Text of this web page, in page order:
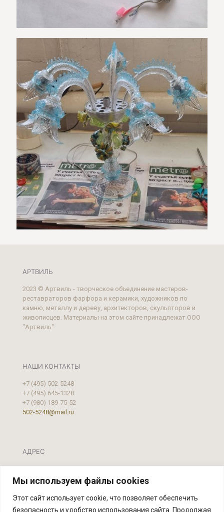
Мы используем файлы cookies
Этот сайт использует cookie, что позволяет обеспечить
безопасность и удобство использования сайта. Продолжая
АРТВИЛЬ
2023 © Артвиль - творческое объединение мастеров-
реставраторов фарфора и керамики, художников по
камню, металлу и дереву, архитекторов, скульпторов и
живописцев. Материалы на этом сайте принадлежат ООО
"Артвиль"
НАШИ КОНТАКТЫ
+7 (495) 502-5248
+7 (495) 645-1328
+7 (980) 189-75-52
502-5248@mail.ru
АДРЕС